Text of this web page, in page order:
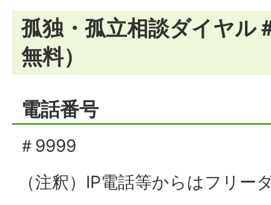
孤独・孤立相談ダイヤル
無料）
電話番号
＃9999
（注釈）IP電話等からはフリー